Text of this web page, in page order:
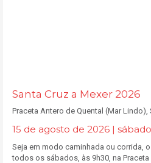
Santa Cruz a Mexer 2026
Praceta Antero de Quental (Mar Lindo),
15 de agosto de 2026 | sábado
Seja em modo caminhada ou corrida,
todos os sábados, às 9h30, na